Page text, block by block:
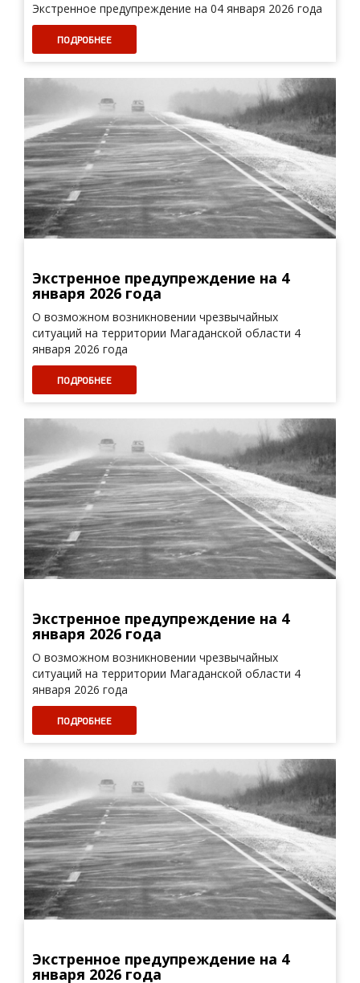
Экстренное предупреждение на 04 января 2026 года
ПОДРОБНЕЕ
Экстренное предупреждение на 4
января 2026 года
О возможном возникновении чрезвычайных
ситуаций на территории Магаданской области 4
января 2026 года
ПОДРОБНЕЕ
Экстренное предупреждение на 4
января 2026 года
О возможном возникновении чрезвычайных
ситуаций на территории Магаданской области 4
января 2026 года
ПОДРОБНЕЕ
Экстренное предупреждение на 4
января 2026 года